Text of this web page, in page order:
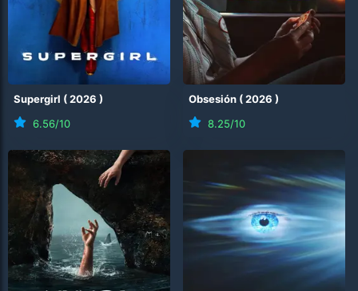
Supergirl (2026 )
6.56/10
Obsesión (2026 )
8.25/10